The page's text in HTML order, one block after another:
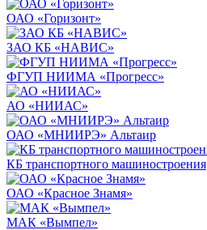
ОАО «Горизонт»
ЗАО КБ «НАВИС»
ФГУП НИИМА «Прогресс»
АО «НИИАС»
ОАО «МНИИРЭ» Альтаир
КБ транспортного машиностроения
ОАО «Красное Знамя»
МАК «Вымпел»